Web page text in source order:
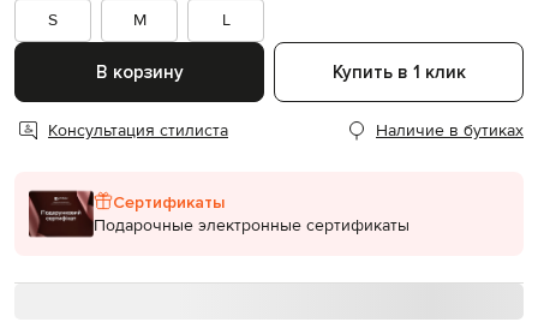
S
M L
В корзину Купить в 1 клик
Консультация стилиста Наличие в бутиках
Сертификаты
Подарочные электронные сертификаты